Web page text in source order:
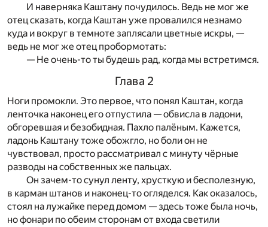
И наверняка Каштану почудилось. Ведь не мог же
отец сказать, когда Каштан уже провалился незнамо
куда и вокруг в темноте заплясали цветные искры, —
ведь не мог же отец пробормотать:
— Не очень-то ты будешь рад, когда мы встретимся.
Глава 2
Ноги промокли. Это первое, что понял Каштан, когда
ленточка наконец его отпустила — обвисла в ладони,
обгоревшая и безобидная. Пахло палёным. Кажется,
ладонь Каштану тоже обожгло, но боли он не
чувствовал, просто рассматривал с минуту чёрные
разводы на собственных же пальцах.
Он зачем-то сунул ленту, хрусткую и бесполезную,
в карман штанов и наконец-то огляделся. Как оказалось,
стоял на лужайке перед домом — здесь тоже была ночь,
но фонари по обеим сторонам от входа светили